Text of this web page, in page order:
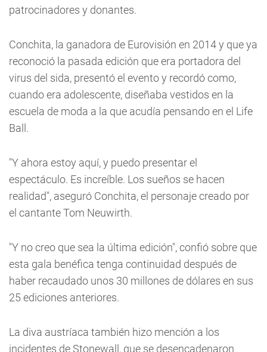
patrocinadores y donantes.
Conchita, la ganadora de Eurovisión en 2014 y que ya
reconoció la pasada edición que era portadora del
virus del sida, presentó el evento y recordó como,
cuando era adolescente, diseñaba vestidos en la
escuela de moda a la que acudía pensando en el Life
Ball.
"Y ahora estoy aquí, y puedo presentar el
espectáculo. Es increíble. Los sueños se hacen
realidad", aseguró Conchita, el personaje creado por
el cantante Tom Neuwirth.
"Y no creo que sea la última edición", confió sobre que
esta gala benéfica tenga continuidad después de
haber recaudado unos 30 millones de dólares en sus
25 ediciones anteriores.
La diva austríaca también hizo mención a los
incidentes de Stonewall, que se desencadenaron